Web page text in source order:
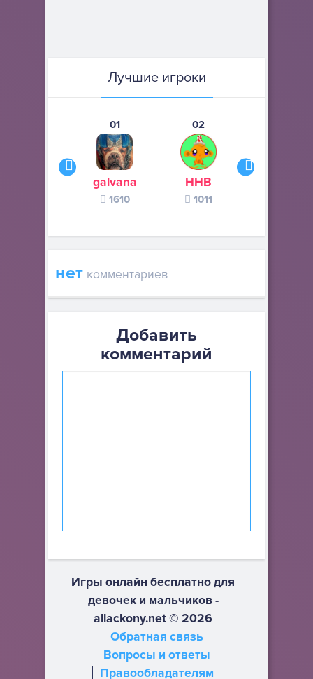
Лучшие игроки
01
galvana
1610
02
ННВ
1011
нет комментариев
Добавить
комментарий
Игры онлайн бесплатно для
девочек и мальчиков -
allackony.net © 2026
Обратная связь
Вопросы и ответы
Правообладателям